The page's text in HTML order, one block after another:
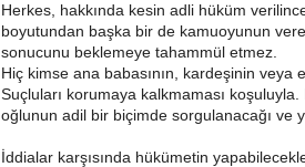
Herkes, hakkında kesin adli hüküm
boyutundan başka bir de kamuoyunun
sonucunu beklemeye tahammül etmez.
Hiç kimse ana babasının, kardeşinin veya
Suçluları korumaya kalkmaması
oğlunun adil bir biçimde sorgulanacağı ve
İddialar karşısında hükümetin